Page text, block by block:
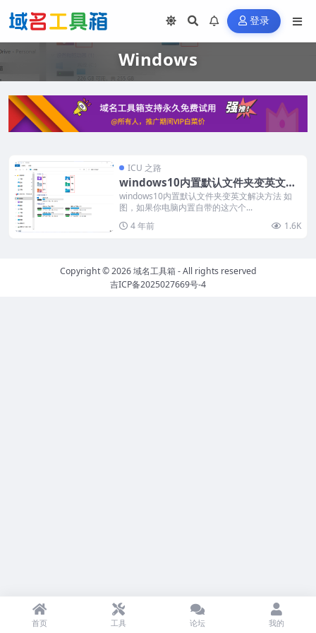
登录
Windows
ICU 之路
windows10内置默认文件夹变英文解
决方法，macOS桌面文件夹变英文解
决方法
windows10内置默认文件夹变英文解决方法 如
图，如果你电脑内置自带的这六个...
4 年前
1.6K
Copyright © 2026域名工具箱 - All rights reserved
吉ICP备2025027669号-4
首页 工具 论坛 我的